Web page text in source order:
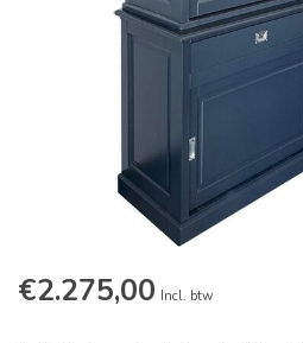
€2.275,00 Incl. btw